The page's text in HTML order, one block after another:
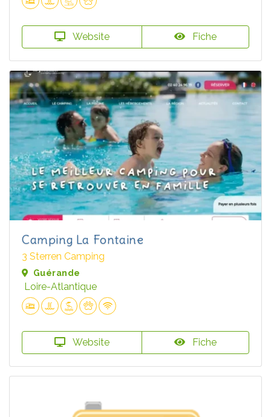
Website Fiche
Camping La Fontaine
3 Sterren Camping
Guérande
Loire-Atlantique
Website Fiche